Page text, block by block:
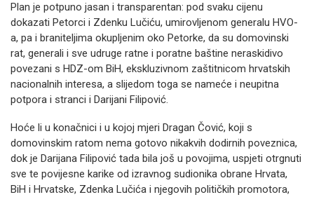
Plan je potpuno jasan i transparentan: pod svaku cijenu
dokazati Petorci i Zdenku Lučiću, umirovljenom generalu HVO-
a, pa i braniteljima okupljenim oko Petorke, da su domovinski
rat, generali i sve udruge ratne i poratne baštine neraskidivo
povezani s HDZ-om BiH, ekskluzivnom zaštitnicom hrvatskih
nacionalnih interesa, a slijedom toga se nameće i neupitna
potpora i stranci i Darijani Filipović.
Hoće li u konačnici i u kojoj mjeri Dragan Čović, koji s
domovinskim ratom nema gotovo nikakvih dodirnih poveznica,
dok je Darijana Filipović tada bila još u povojima, uspjeti otrgnuti
sve te povijesne karike od izravnog sudionika obrane Hrvata,
BiH i Hrvatske, Zdenka Lučića i njegovih političkih promotora,